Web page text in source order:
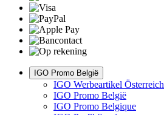
IGO Promo België
IGO Werbeartikel Österreich
IGO Promo België
IGO Promo Belgique